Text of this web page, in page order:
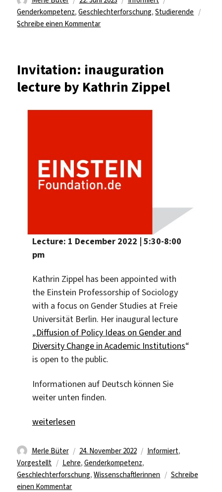
am
Genderkompetenz,Geschlechterforschung,Studierende
Schreibe einen Kommentarzu
studentische
Verstärkung!
Invitation: inauguration
lecture by Kathrin Zippel
Lecture: 1 December 2022 | 5:30-8:00
pm
Kathrin Zippel has been appointed with
the Einstein Professorship of Sociology
with a focus on Gender Studies at Freie
Universität Berlin. Her inaugural lecture
„Diffusion of Policy Ideas on Gender and
Diversity Change in Academic Institutions“
is open to the public.
Informationen auf Deutsch können Sie
weiter unten finden.
„Invitation: inauguration lecture by Kathrin Zippel“
weiterlesen
Autor
Merle Büter
Veröffentlicht
am
24. November 2022 Kategorien
Informiert,
Vorgestellt
Schlagwörter
Lehre, Genderkompetenz,
Geschlechterforschung,Wissenschaftlerinnen
Schreibe
einen Kommentarzu